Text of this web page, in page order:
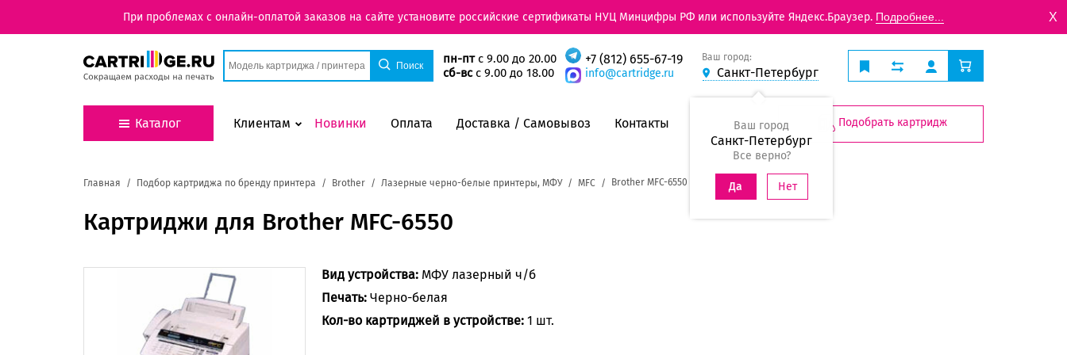
При проблемах с онлайн-оплатой заказов на сайте установите российские сертификаты НУЦ Минцифры РФ или используйте Яндекс.Браузер. Подробнее... X
пн-птс 9.00 до 20.00
сб-всс 9.00 до 18.00
+7 (812) 655-67-19
info@cartridge.ru
Ваш город:
Санкт-Петербург
Ваш город
Санкт-Петербург
Все верно?
Да Нет
Каталог Клиентам Новинки Оплата Доставка / Самовывоз Контакты Подобрать картридж
Главная Подбор картриджа по бренду принтера Brother Лазерные черно-белые принтеры, МФУ MFC Brother MFC-6550
Картриджи для Brother MFC-6550
Вид устройства: МФУ лазерный ч/б
Печать: Черно-белая
Кол-во картриджей в устройстве: 1 шт.